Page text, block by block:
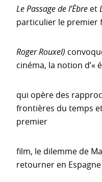
Le Passage de l’Èbre et
particulier le premier
Roger Rouxel)
cinéma, la notion d’«
qui opère des
frontières du temps et
premier
film, le dilemme de
retourner en